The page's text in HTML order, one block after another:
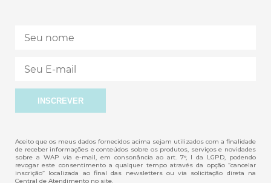
Aceito que os meus dados fornecidos acima sejam utilizados com a finalidade
de receber informações e conteúdos sobre os produtos, serviços e novidades
sobre a WAP via e-mail, em consonância ao art. 7°, I da LGPD, podendo
revogar este consentimento a qualquer tempo através da opção “cancelar
inscrição” localizada ao final das newsletters ou via solicitação direta na
Central de Atendimento no site.